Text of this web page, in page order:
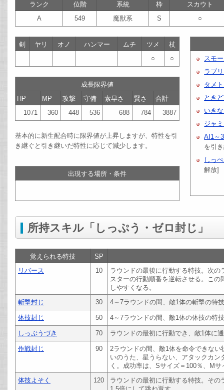
ランク 位階 系統 枠
スカウト
A
549 魔獣系 S ○
剣 ヤリ オノ ハンマー ムチ ツメ
杖
○
○
成長限界値
HP
MP 攻撃 守備 素早さ 賢さ
合計
1071
360 448 536 688 784 3887
基本的に新生配合時に限界値が上昇しますが、特性を引
き継ぐと引き継いだ特性に応じて減少します。
出現する場所・条件
スモ
ラブ
タメ
とき
いき
ジャ
AI1～
を引
しっ
解放]
所持スキル「しっぷう・ゼロ封じ」
覚えられる特技
SP
リバース
10
ラウンドの最後に行動する特技。次
スターの行動順番を逆転させる。こ
しやすくなる。
斬撃封じ
30 4～7ラウンドの間、敵1体の斬撃の特
体技封じ 50 4～7ラウンドの間、敵1体の体技の特
しっぷうづき 70 ラウンドの最初に行動でき、敵1体に
作戦封じ 90
2ラウンドの間、敵1体を命令できな
いのうた、星うらない、アタックカ
く。成功率は、Sサイズ＝100％、M
体技よそく
120
ラウンドの最初に行動する特技。そ